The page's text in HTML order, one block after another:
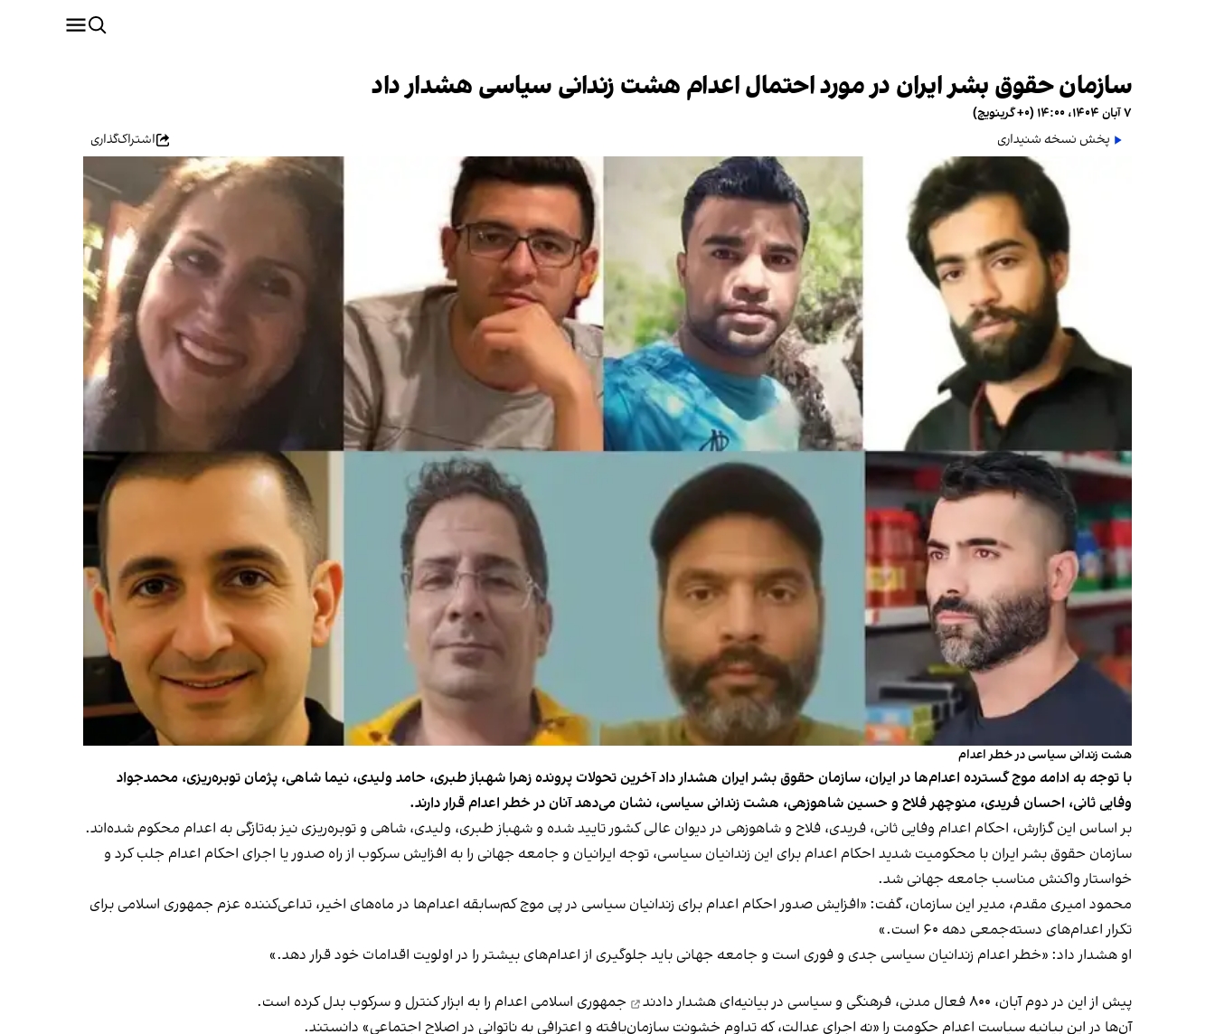
سازمان حقوق بشر ایران در مورد احتمال اعدام هشت زندانی سیاسی هشدار داد
۷ آبان ۱۴۰۴، ۱۴:۰۰ (‎+۰ گرینویچ)
پخش نسخه شنیداری
اشتراک‌گذاری
هشت زندانی سیاسی در خطر اعدام
با توجه به ادامه موج گسترده اعدام‌ها در ایران، سازمان حقوق بشر ایران هشدار داد آخرین تحولات پرونده زهرا شهباز طبری، حامد ولیدی، نیما شاهی، پژمان توبره‌ریزی، محمدجواد
وفایی ثانی، احسان فریدی، منوچهر فلاح و حسین شاهوزهی، هشت زندانی سیاسی، نشان می‌دهد آنان در خطر اعدام قرار دارند.
بر اساس این گزارش، احکام اعدام وفایی ثانی، فریدی، فلاح و شاهوزهی در دیوان عالی کشور تایید شده و شهباز طبری، ولیدی، شاهی و توبره‌ریزی نیز به‌تازگی به اعدام محکوم شده‌اند.
سازمان حقوق بشر ایران با محکومیت شدید احکام اعدام برای این زندانیان سیاسی، توجه ایرانیان و جامعه جهانی را به افزایش سرکوب از راه صدور یا اجرای احکام اعدام جلب کرد و
خواستار واکنش مناسب جامعه جهانی شد.
محمود امیری مقدم، مدیر این سازمان، گفت: «افزایش صدور احکام اعدام برای زندانیان سیاسی در پی موج کم‌سابقه‌ اعدام‌ها در ماه‌های اخیر، تداعی‌کننده‌ عزم جمهوری اسلامی برای
تکرار اعدام‌های دسته‌جمعی دهه ۶۰ است.»
او هشدار داد: «خطر اعدام زندانیان سیاسی جدی و فوری است و جامعه‌ جهانی باید جلوگیری از اعدام‌های بیشتر را در اولویت اقدامات خود قرار دهد.»
پیش از این در دوم آبان، ۸۰۰ فعال مدنی، فرهنگی و سیاسی در بیانیه‌ای هشدار دادند‌
جمهوری اسلامی اعدام را به ابزار کنترل و سرکوب بدل کرده است.
آن‌ها در این بیانیه سیاست اعدام حکومت را «نه اجرای عدالت، که تداوم خشونت سازمان‌یافته و اعترافی به ناتوانی در اصلاح اجتماعی» ‌دانستند.